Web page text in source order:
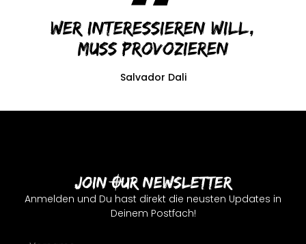
Wer interessieren will,
muss provozieren
Salvador Dali
Join Our Newsletter
Anmelden und Du hast direkt die neusten Updates in
Deinem Postfach!